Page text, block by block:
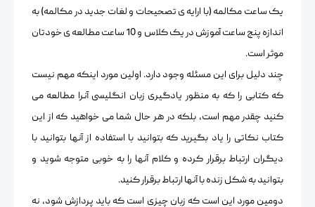
یک ساعت مکالمه (با ارایه ی تصحیحات و لغات جدید در مکالمه) به
اندازه پنج ساعت آموزش در یک کلاس و 10 ساعت مطالعه ی خودتان
موثر است.
چند دلیل برای این مسئله وجود دارد. اولین مورد اینکه مهم نیست
که کتابی را که به منظور یادگیری زبان انگلیسی آنرا مطالعه می
کنید چقدر مهم است، بلکه در هر حال شما می خواهید که از این
کتاب نکاتی را یاد بگیرید که بتوانید با استفاده از آنها بتوانید با
دیگران ارتباط برقرار کرده و کلام آنها را به خوبی متوجه شوید و
بتوانید به شکل زنده با آنها ارتباط برقرار کنید.
دومین مورد این است که زبان چیزی است که باید پردازش شود، نه